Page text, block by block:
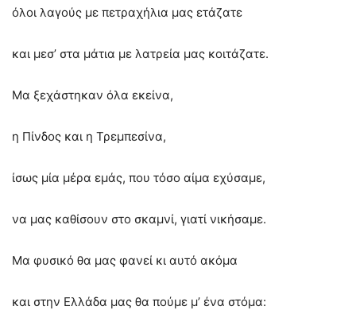
όλοι λαγούς με πετραχήλια μας ετάζατε
και μεσ’ στα μάτια με λατρεία μας κοιτάζατε.
Μα ξεχάστηκαν όλα εκείνα,
η Πίνδος και η Τρεμπεσίνα,
ίσως μία μέρα εμάς, που τόσο αίμα εχύσαμε,
να μας καθίσουν στο σκαμνί, γιατί νικήσαμε.
Μα φυσικό θα μας φανεί κι αυτό ακόμα
και στην Ελλάδα μας θα πούμε μ’ ένα στόμα: